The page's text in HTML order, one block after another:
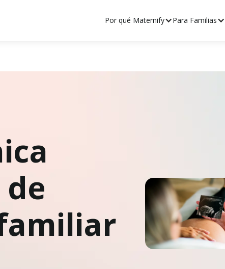
Por qué Maternify Para Familias